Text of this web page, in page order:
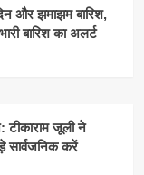
और झमाझम बारिश,
बारिश का अलर्ट
टीकाराम जूली ने
सार्वजनिक करें